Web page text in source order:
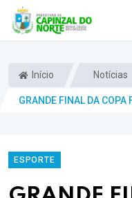
Início Notícias
GRANDE FINAL DA COPA
ESPORTE